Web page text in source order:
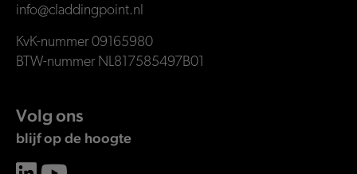
info@claddingpoint.nl
KvK-nummer 09165980
BTW-nummer NL817585497B01
Volg ons
blijf op de hoogte